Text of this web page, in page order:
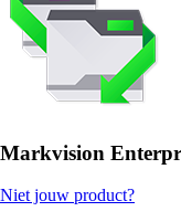
Markvision
Niet jouw product?